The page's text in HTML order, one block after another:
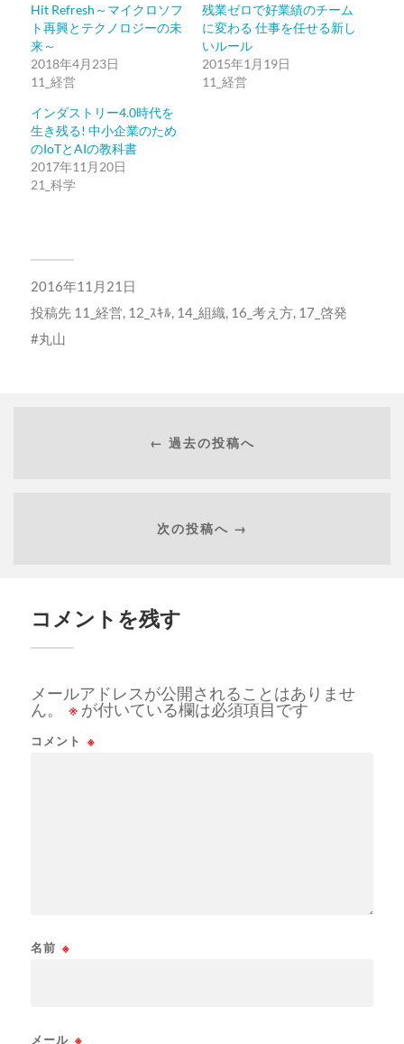
有
(新
し
ウ
ィ
ン
ド
ウ
で
開
き
ま
す)
リ
ッ
ク
て
く
(新
し
い
ウ
ィ
ン
Hit Refresh～マイクロソフ
ト再興とテクノロジーの未
来～
2018年4月23日
11_経営
残業ゼロで好業績のチーム
に変わる 仕事を任せる新し
いルール
2015年1月19日
11_経営
インダストリー4.0時代を
生き残る! 中小企業のため
のIoTとAIの教科書
2017年11月20日
21_科学
2016年11月21日
投稿先 11_経営 12_ｽｷﾙ 14_組織 16_考え方, 17_啓発
丸山
← 過去の投稿へ
次の投稿へ →
コメントを残す
メールアドレスが公開されることはありませ
ん。
※ が付いている欄は必須項目です
コメント ※
名前 ※
メール ※